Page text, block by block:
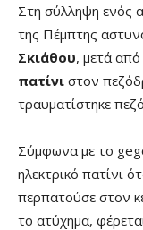
Στη σύλληψη ενός
της Πέμπτης
Σκιάθου, μετά από
πατίνι στον
τραυματίστηκε
Σύμφωνα με το
ηλεκτρικό πατίνι
περπατούσε στον
το ατύχημα,